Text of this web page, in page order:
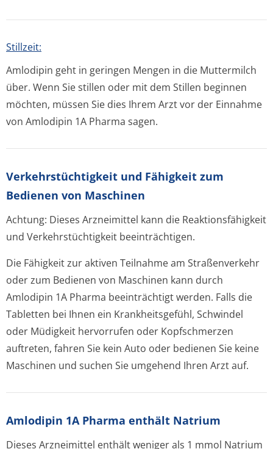
Stillzeit:
Amlodipin geht in geringen Mengen in die Muttermilch
über. Wenn Sie stillen oder mit dem Stillen beginnen
möchten, müssen Sie dies Ihrem Arzt vor der Einnahme
von Amlodipin 1A Pharma sagen.
Verkehrstüchtig­keit und Fähigkeit zum
Bedienen von Maschinen
Achtung: Dieses Arzneimittel kann die Reaktionsfähigkeit
und Verkehrstüchtigkeit beeinträchtigen.
Die Fähigkeit zur aktiven Teilnahme am Straßenverkehr
oder zum Bedienen von Maschinen kann durch
Amlodipin 1A Pharma beeinträchtigt werden. Falls die
Tabletten bei Ihnen ein Krankheitsgefühl, Schwindel
oder Müdigkeit hervorrufen oder Kopfschmerzen
auftreten, fahren Sie kein Auto oder bedienen Sie keine
Maschinen und suchen Sie umgehend Ihren Arzt auf.
Amlodipin 1A Pharma enthält Natrium
Dieses Arzneimittel enthält weniger als 1 mmol Natrium